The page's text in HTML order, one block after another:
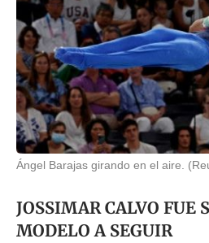
Ángel Barajas girando en el aire.
JOSSIMAR CALVO FUE
MODELO A SEGUIR